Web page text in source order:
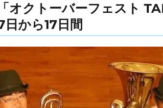
オクトーバーフェスト
から17日間